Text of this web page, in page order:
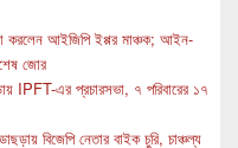
করলেন আইজিপি ইপ্পর মাঞ্চক; আইন-
জোর
IPFT-এর প্রচারসভা, ৭ পরিবারের ১৭
বিজেপি নেতার বাইক চুরি, চাঞ্চল্য